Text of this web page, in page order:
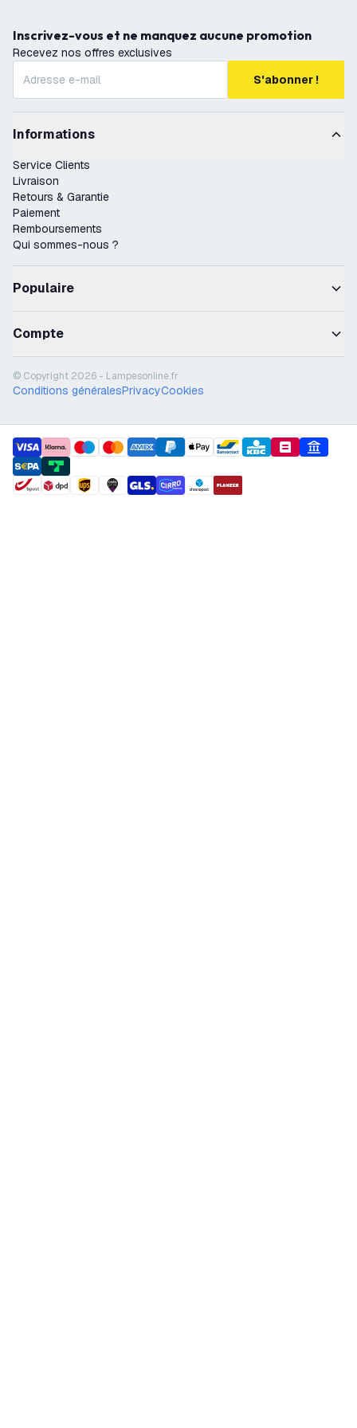
Inscrivez-vous et ne manquez aucune promotion
Recevez nos offres exclusives
S'abonner !
Informations
Service Clients
Livraison
Retours & Garantie
Paiement
Remboursements
Qui sommes-nous ?
Populaire
Compte
© Copyright 2026 - Lampesonline.fr
Conditions généralesPrivacyCookies
payment methods
shipment methods